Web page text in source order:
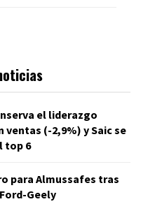
el liderazgo
ventas (-2,9%) y Saic se
top 6
para Almussafes tras
Geely